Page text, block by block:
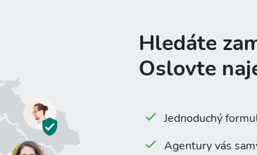
Hledáte
Oslovte
Jednoduchý
Agentury vás